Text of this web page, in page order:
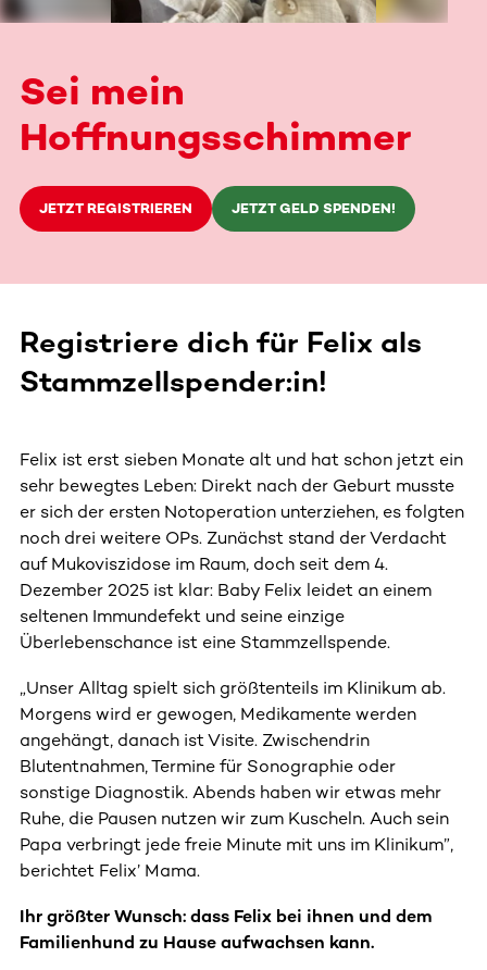
Sei mein
Hoffnungsschimmer
JETZT REGISTRIEREN JETZT GELD SPENDEN!
Registriere dich für Felix als
Stammzellspender:in!
Felix ist erst sieben Monate alt und hat schon jetzt ein
sehr bewegtes Leben: Direkt nach der Geburt musste
er sich der ersten Notoperation unterziehen, es folgten
noch drei weitere OPs. Zunächst stand der Verdacht
auf Mukoviszidose im Raum, doch seit dem 4.
Dezember 2025 ist klar: Baby Felix leidet an einem
seltenen Immundefekt und seine einzige
Überlebenschance ist eine Stammzellspende.
„Unser Alltag spielt sich größtenteils im Klinikum ab.
Morgens wird er gewogen, Medikamente werden
angehängt, danach ist Visite. Zwischendrin
Blutentnahmen, Termine für Sonographie oder
sonstige Diagnostik. Abends haben wir etwas mehr
Ruhe, die Pausen nutzen wir zum Kuscheln. Auch sein
Papa verbringt jede freie Minute mit uns im Klinikum”,
berichtet Felix’ Mama.
Ihr größter Wunsch: dass Felix bei ihnen und dem
Familienhund zu Hause aufwachsen kann.